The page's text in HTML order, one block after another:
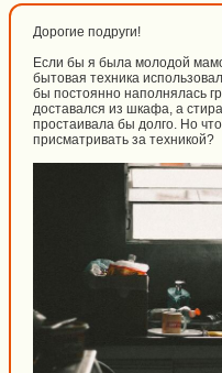
Дорогие подруги!
Если бы я была молодой
бытовая техника
бы постоянно наполнялась
доставался из шкафа, а
простаивала бы долго. Но
присматривать за техникой?